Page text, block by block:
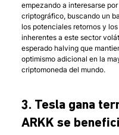
empezando a interesarse
criptográfico, buscando un
los potenciales retornos y
inherentes a este sector
esperado halving que
optimismo adicional en la
criptomoneda del mundo.
3. Tesla gana
ARKK se